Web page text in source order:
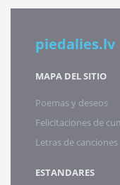
piedalies.lv
MAPA DEL SITIO
Poemas y deseos
Felicitaciones de
Letras de canciones
ESTANDARES